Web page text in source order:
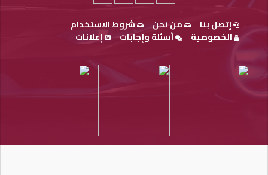
إتصل بنا من نحن
شروط الاستخدام
الخصوصية
أسئلة وإجابات إعلانات